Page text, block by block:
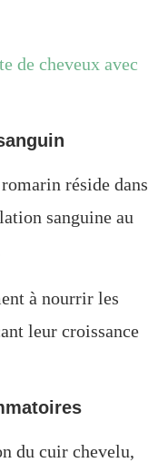
de cheveux avec
réside dans
sanguine au
à nourrir les
leur croissance
du cuir chevelu,